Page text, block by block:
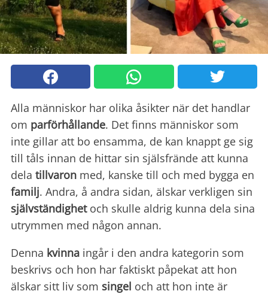
Alla människor har olika åsikter när det handlar
om parförhållande. Det finns människor som
inte gillar att bo ensamma, de kan knappt ge sig
till tåls innan de hittar sin själsfrände att kunna
dela tillvaron med, kanske till och med bygga en
familj. Andra, å andra sidan, älskar verkligen sin
självständighetoch skulle aldrig kunna dela sina
utrymmen med någon annan.
Denna kvinna ingår i den andra kategorin som
beskrivs och hon har faktiskt påpekat att hon
älskar sitt liv som singel och att hon inte är